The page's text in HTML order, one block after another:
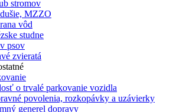
stromov
MZZO
vôd
studne
psov
zvieratá
o trvalé parkovanie vozidla
povolenia, rozkopávky a uzávierky
generel dopravy